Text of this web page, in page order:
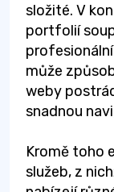
složité. V
portfolií
může
weby
snadnou
Kromě toho
služeb, z